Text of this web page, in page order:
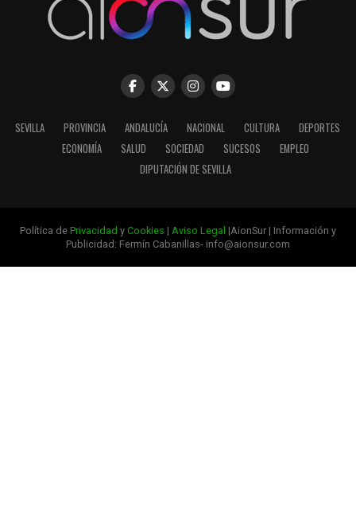
SEVILLA PROVINCIA ANDALUCÍA NACIONAL CULTURA
DEPORTES
ECONOMÍA
SALUD SOCIEDAD SUCESOS
EMPLEO
DIPUTACIÓN DE SEVILLA
Política de Privacidad y Cookies | Aviso Legal |AionSur | Información y
Publicidad: Fermín Cabanillas- info@aionsur.com